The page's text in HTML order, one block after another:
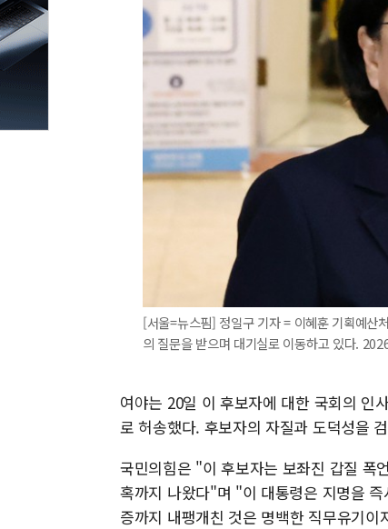
[서울=뉴스핌] 정일구 기자 = 이혜훈 기획예산
의 질문을 받으며 대기실로 이동하고 있다.
여야는 20일 이 후보자에 대한 국회의 인
로 허송했다. 후보자의 자질과 도덕성을
국민의힘은 "이 후보자는 보좌진 갑질 폭
혹까지 나왔다"며 "이 대통령은 지명을
증까지 내팽개친 것은 명백한 직무유기